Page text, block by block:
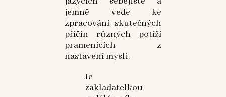
jemně vede ke
zpracování skutečných
příčin různých potíží
pramenících z
nastavení mysli.
Je
zakladatelkou